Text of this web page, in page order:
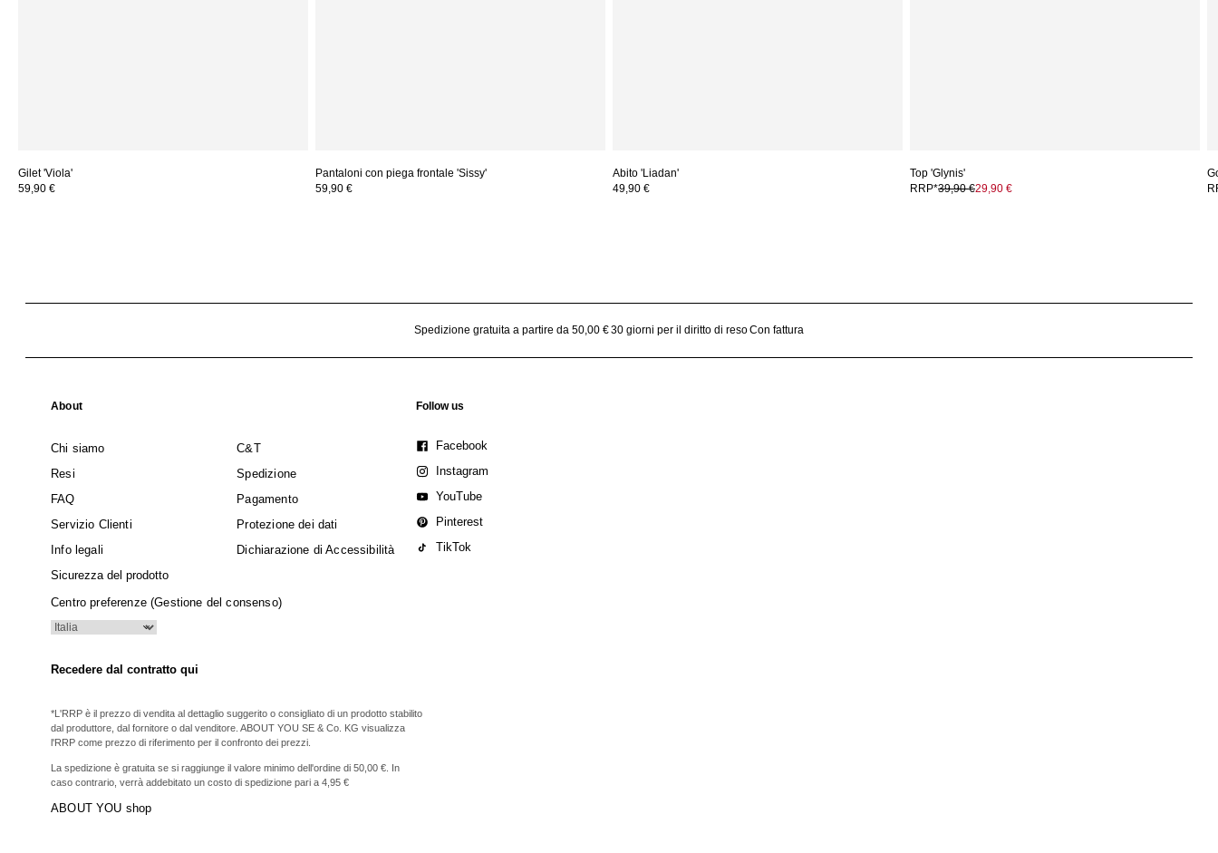
Gilet 'Viola'
59,90 €
Pantaloni con piega frontale 'Sissy'
59,90 €
Abito 'Liadan'
49,90 €
Top 'Glynis'
RRP*39,90 €29,90 €
Spedizione gratuita a partire da 50,00 €30 giorni per il diritto di resoCon fattura
About
Chi siamo
C&T
Resi
Spedizione
FAQ
Pagamento
Servizio Clienti
Protezione dei dati
Info legali
Dichiarazione di Accessibilità
Sicurezza del prodotto
Centro preferenze (Gestione del consenso)
Recedere dal contratto qui
*L'RRP è il prezzo di vendita al dettaglio suggerito o consigliato di un prodotto stabilito
dal produttore, dal fornitore o dal venditore. ABOUT YOU SE & Co. KG visualizza
l'RRP come prezzo di riferimento per il confronto dei prezzi.
La spedizione è gratuita se si raggiunge il valore minimo dell'ordine di 50,00 €. In
caso contrario, verrà addebitato un costo di spedizione pari a 4,95 €
ABOUT YOU shop
Follow us
Facebook
Instagram
YouTube
Pinterest
TikTok